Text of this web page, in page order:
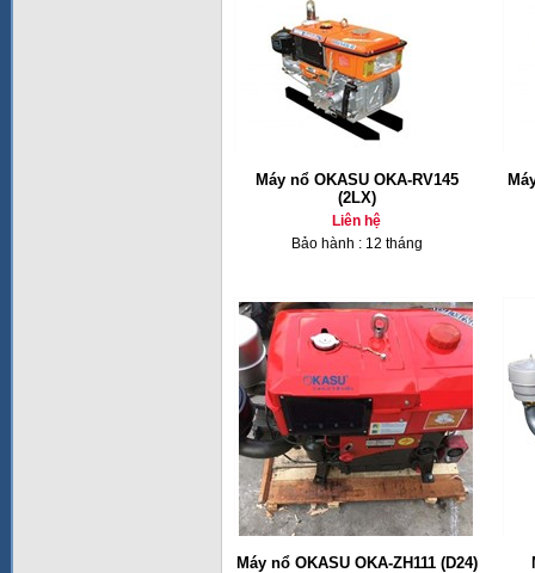
Máy nổ OKASU OKA-RV145
(2LX)
Liên hệ
Bảo hành : 12 tháng
Máy nổ OKASU OKA-ZH111 (D24)